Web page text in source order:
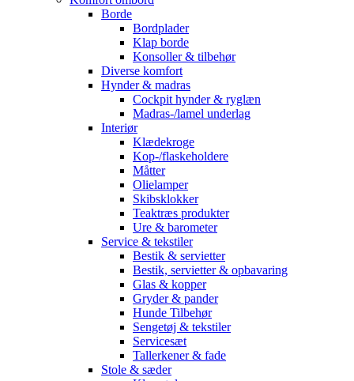
Borde
Bordplader
Klap borde
Konsoller & tilbehør
Diverse komfort
Hynder & madras
Cockpit hynder & ryglæn
Madras-/lamel underlag
Interiør
Klædekroge
Kop-/flaskeholdere
Måtter
Olielamper
Skibsklokker
Teaktræs produkter
Ure & barometer
Service & tekstiler
Bestik & servietter
Bestik, servietter & opbavaring
Glas & kopper
Gryder & pander
Hunde Tilbehør
Sengetøj & tekstiler
Servicesæt
Tallerkener & fade
Stole & sæder